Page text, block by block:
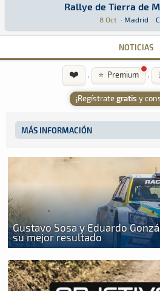
Rallye de Tierra de Madrid 2022
Rallye de Tierra de
8 Oct · Madrid ·
Tierra · Rallye de Tierra de Madrid
NOTICIAS
❤️ · ⭐ Premium ·
¡Regístrategratis y
MÁS INFORMACIÓN
Gustavo Sosa y Eduardo
su mejor resultado